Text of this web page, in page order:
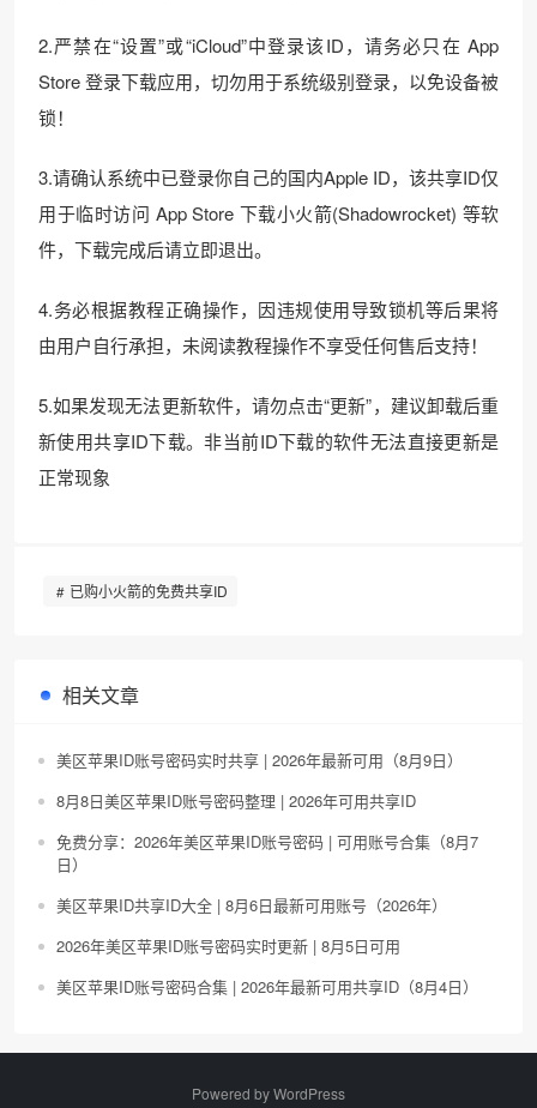
2.严禁在“设置”或“iCloud”中登录该ID，请务必只在 App
Store 登录下载应用，切勿用于系统级别登录，以免设备被
锁！
3.请确认系统中已登录你自己的国内Apple ID，该共享ID仅
用于临时访问 App Store 下载小火箭(Shadowrocket) 等软
件，下载完成后请立即退出。
4.务必根据教程正确操作，因违规使用导致锁机等后果将
由用户自行承担，未阅读教程操作不享受任何售后支持！
5.如果发现无法更新软件，请勿点击“更新”，建议卸载后重
新使用共享ID下载。非当前ID下载的软件无法直接更新是
正常现象
已购小火箭的免费共享ID
相关文章
美区苹果ID账号密码实时共享 | 2026年最新可用（8月9日）
8月8日美区苹果ID账号密码整理 | 2026年可用共享ID
免费分享：2026年美区苹果ID账号密码 | 可用账号合集（8月7
日）
美区苹果ID共享ID大全 | 8月6日最新可用账号（2026年）
2026年美区苹果ID账号密码实时更新 | 8月5日可用
美区苹果ID账号密码合集 | 2026年最新可用共享ID（8月4日）
Powered byWordPress